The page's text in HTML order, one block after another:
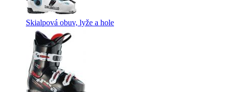
Skialpová obuv, lyže a hole